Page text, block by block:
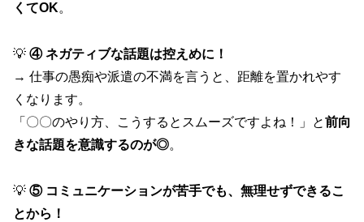
くてOK。
💡 ④ ネガティブな話題は控えめに！
→ 仕事の愚痴や派遣の不満を言うと、距離を置かれやす
くなります。
「〇〇のやり方、こうするとスムーズですよね！」と前向
きな話題を意識するのが◎。
💡 ⑤ コミュニケーションが苦手でも、無理せずできるこ
とから！